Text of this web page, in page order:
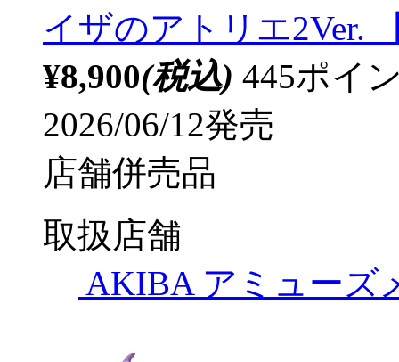
イザのアトリエ2Ver.
¥8,900(税込) 445ポイ
2026/06/12発売
店舗併売品
取扱店舗
AKIBA アミューズ